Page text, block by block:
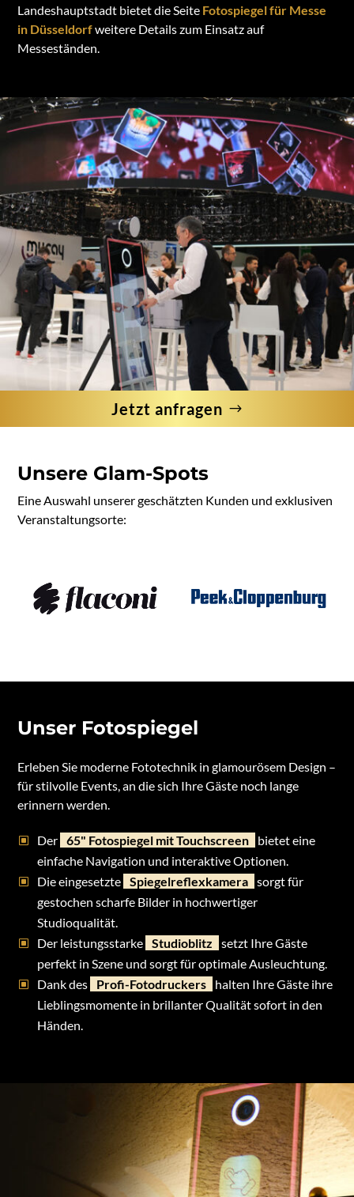
Landeshauptstadt bietet die Seite Fotospiegel für Messe
in Düsseldorfweitere Details zum Einsatz auf
Messeständen.
Jetzt anfragen
Unsere Glam-Spots
Eine Auswahl unserer geschätzten Kunden und exklusiven
Veranstaltungsorte:
Unser Fotospiegel
Erleben Sie moderne Fototechnik in glamourösem Design –
für stilvolle Events, an die sich Ihre Gäste noch lange
erinnern werden.
Der 65" Fotospiegel mit Touchscreen
bietet eine
einfache Navigation und interaktive Optionen.
Die eingesetzte
Spiegelreflexkamera sorgt für
gestochen scharfe Bilder in hochwertiger
Studioqualität.
Der leistungsstarke
Studioblitz
setzt Ihre Gäste
perfekt in Szene und sorgt für optimale Ausleuchtung.
Dank des
Profi-Fotodruckers
halten Ihre Gäste ihre
Lieblingsmomente in brillanter Qualität sofort in den
Händen.